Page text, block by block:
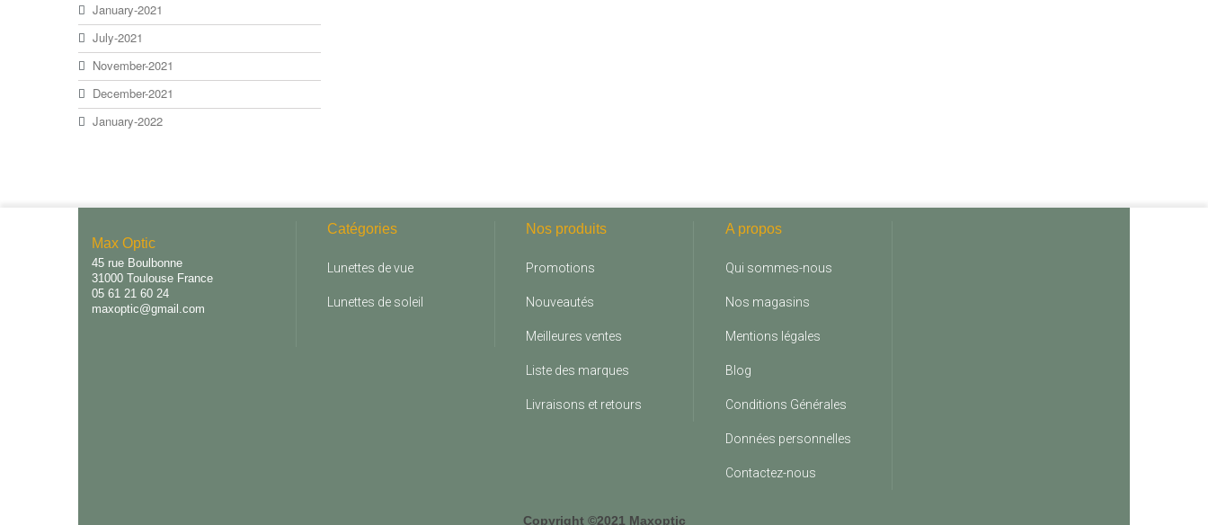
January-2021
July-2021
November-2021
December-2021
January-2022
Max Optic
45 rue Boulbonne
31000 Toulouse France
05 61 21 60 24
maxoptic@gmail.com
Catégories
Lunettes de vue
Lunettes de soleil
Nos produits
Promotions
Nouveautés
Meilleures ventes
Liste des marques
Livraisons et retours
A propos
Qui sommes-nous
Nos magasins
Mentions légales
Blog
Conditions Générales
Données personnelles
Contactez-nous
Copyright ©2021 Maxoptic